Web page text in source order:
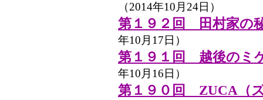
（2014年10月24日）
第１９２回 田村家の
年10月17日）
第１９１回 越後のミ
年10月16日）
第１９０回 ZUCA（